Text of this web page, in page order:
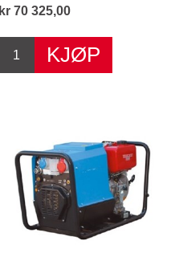
kr 70 325,00